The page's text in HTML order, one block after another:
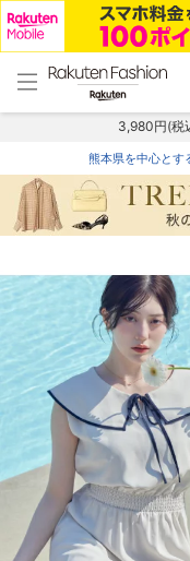
menu home
トップ
3,980円(税
熊本県を中心とす